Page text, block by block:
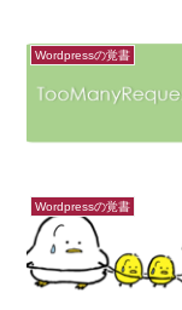
Wordpressの覚書
Wordpressの覚書